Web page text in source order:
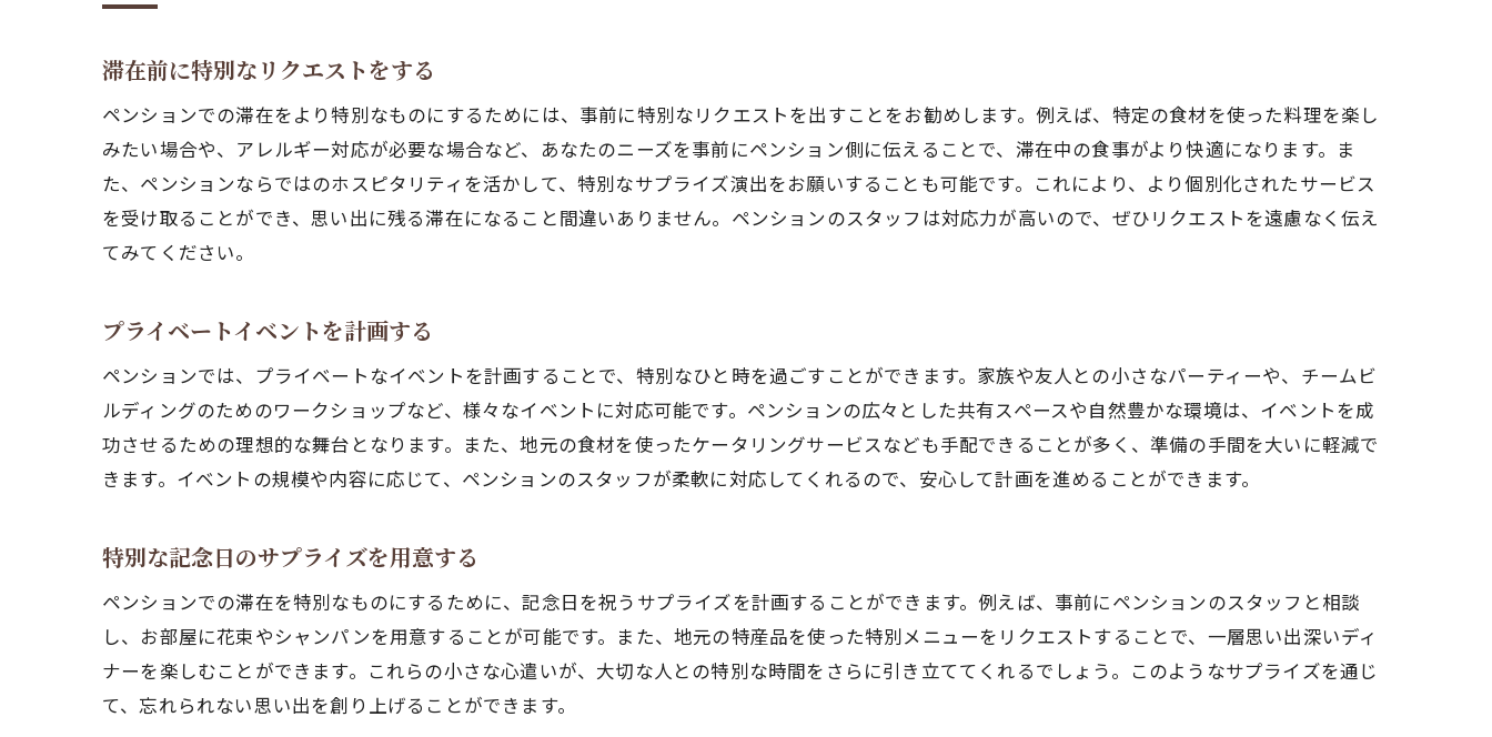
秋の収穫祭で旬の味覚を堪能する
冬の雪遊びと暖炉でのひとときを味わう
四季折々の自然を散策する
旬の食材を使った料理を楽しむ
自家製パンとジャムで朝食を楽しむ
夕食後のデザートタイムを楽しもう
ヘルシー志向の特別メニューをオーダーする
料理教室で自家製レシピを習得する
釣りやカヌーでアクティブな休日を
地元の農業体験プログラムに参加する
サイクリングで周辺の観光スポットを巡る
野外ヨガで心身をリフレッシュ
滞在前に特別なリクエストをする
ペンションでの滞在をより特別なものにするためには、事前に特別なリクエストを出すことをお勧めします。例えば、特定の食材を使った料理を楽し
みたい場合や、アレルギー対応が必要な場合など、あなたのニーズを事前にペンション側に伝えることで、滞在中の食事がより快適になります。ま
た、ペンションならではのホスピタリティを活かして、特別なサプライズ演出をお願いすることも可能です。これにより、より個別化されたサービス
を受け取ることができ、思い出に残る滞在になること間違いありません。ペンションのスタッフは対応力が高いので、ぜひリクエストを遠慮なく伝え
てみてください。
プライベートイベントを計画する
ペンションでは、プライベートなイベントを計画することで、特別なひと時を過ごすことができます。家族や友人との小さなパーティーや、チームビ
ルディングのためのワークショップなど、様々なイベントに対応可能です。ペンションの広々とした共有スペースや自然豊かな環境は、イベントを成
功させるための理想的な舞台となります。また、地元の食材を使ったケータリングサービスなども手配できることが多く、準備の手間を大いに軽減で
きます。イベントの規模や内容に応じて、ペンションのスタッフが柔軟に対応してくれるので、安心して計画を進めることができます。
特別な記念日のサプライズを用意する
ペンションでの滞在を特別なものにするために、記念日を祝うサプライズを計画することができます。例えば、事前にペンションのスタッフと相談
し、お部屋に花束やシャンパンを用意することが可能です。また、地元の特産品を使った特別メニューをリクエストすることで、一層思い出深いディ
ナーを楽しむことができます。これらの小さな心遣いが、大切な人との特別な時間をさらに引き立ててくれるでしょう。このようなサプライズを通じ
て、忘れられない思い出を創り上げることができます。